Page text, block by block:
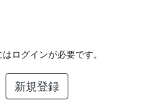
ログインが必要です。
新規登録